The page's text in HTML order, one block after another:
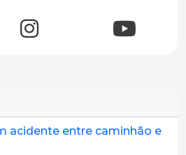
acidente entre caminhão e